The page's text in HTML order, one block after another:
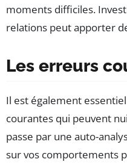
moments difficiles.
relations peut apporter
Les erreurs
Il est également
courantes qui peuvent
passe par une auto-
sur vos comportements